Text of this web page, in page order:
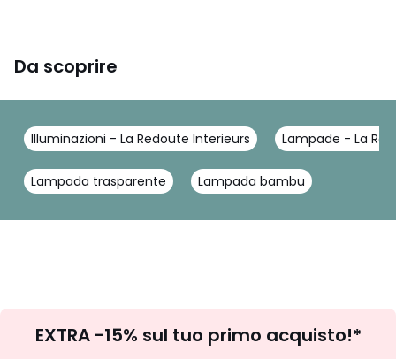
Da scoprire
Illuminazioni - La Redoute Interieurs Lampade - La
Lampada trasparente Lampada bambu
newsletter
EXTRA -15% sul tuo primo acquisto!*